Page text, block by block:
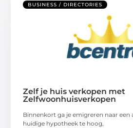
BUSINESS / DIRECTORIES
Zelf je huis verkopen met
Zelfwoonhuisverkopen
Binnenkort ga je emigreren naar een
huidige hypotheek te hoog,